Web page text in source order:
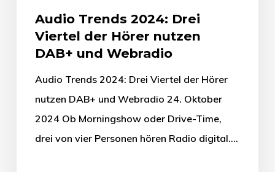
Audio Trends 2024: Drei
Viertel der Hörer nutzen
DAB+ und Webradio
Audio Trends 2024: Drei Viertel der Hörer
nutzen DAB+ und Webradio 24. Oktober
2024 Ob Morningshow oder Drive-Time,
drei von vier Personen hören Radio digital.…